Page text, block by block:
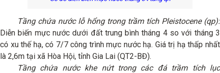
Tầng chứa nước lỗ hổng trong trầm tích Pleistocene (qp):
Diễn biến mực nước dưới đất trung bình tháng 4 so với tháng 3
có xu thế hạ, có 7/7 công trình mực nước hạ. Giá trị hạ thấp nhất
là 2,6m tại xã Hòa Hội, tỉnh Gia Lai (QT2-BĐ).
Tầng chứa nước khe nứt trong các đá trầm tích lục